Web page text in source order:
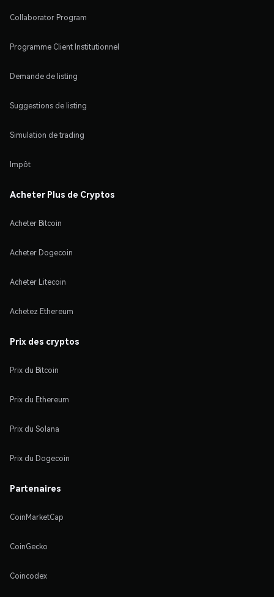
Collaborator Program
Programme Client Institutionnel
Demande de listing
Suggestions de listing
Simulation de trading
Impôt
Acheter Plus de Cryptos
Acheter Bitcoin
Acheter Dogecoin
Acheter Litecoin
Achetez Ethereum
Prix des cryptos
Prix du Bitcoin
Prix du Ethereum
Prix du Solana
Prix du Dogecoin
Partenaires
CoinMarketCap
CoinGecko
Coincodex